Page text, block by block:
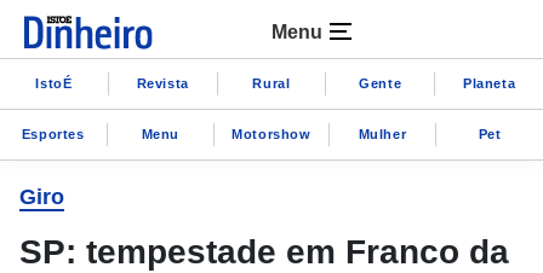
Menu
IstoÉ Revista Rural Gente Planeta
Esportes Menu Motorshow Mulher Pet
Giro
SP: tempestade em Franco da